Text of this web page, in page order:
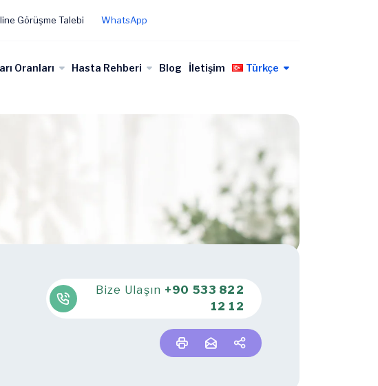
Görüşme Talebi WhatsApp
Oranları Hasta Rehberi Blog İletişim Türkçe
Bize Ulaşın +90 533 822
12 12